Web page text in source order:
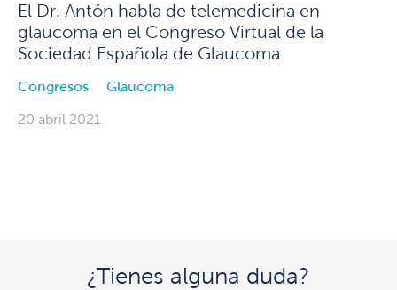
El Dr. Antón habla de telemedicina en
glaucoma en el Congreso Virtual de la
Sociedad Española de Glaucoma
Congresos Glaucoma
20 abril 2021
¿Tienes alguna duda?